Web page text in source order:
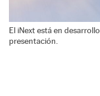
El iNext está en
presentación.